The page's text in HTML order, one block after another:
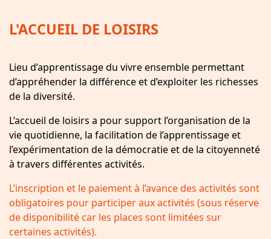
L'ACCUEIL DE LOISIRS
Lieu d’apprentissage du vivre ensemble permettant
d’appréhender la différence et d’exploiter les richesses
de la diversité.
L’accueil de loisirs a pour support l’organisation de la
vie quotidienne, la facilitation de l’apprentissage et
l’expérimentation de la démocratie et de la citoyenneté
à travers différentes activités.
L’inscription et le paiement à l’avance des activités sont
obligatoires pour participer aux activités (sous réserve
de disponibilité car les places sont limitées sur
certaines activités).